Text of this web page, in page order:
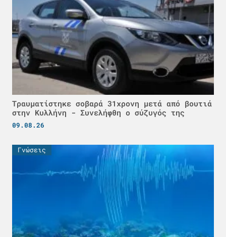
Τραυματίστηκε σοβαρά 31χρονη μετά από βουτιά
στην Κυλλήνη - Συνελήφθη ο σύζυγός της
09.08.26
Γνώσεις